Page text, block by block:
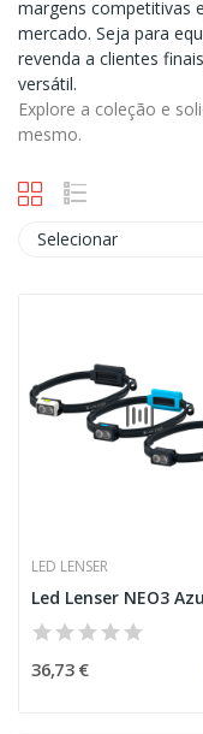
margens competitivas
mercado. Seja para
revenda a clientes
versátil.
Explore a coleção e
mesmo.
Selecionar
LED LENSER
Led Lenser NEO3
36,73 €